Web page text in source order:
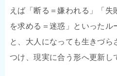
えば「断る＝嫌われる」「失
を求める＝迷惑」といったル
と、大人になっても生きづら
つけ、現実に合う形へ更新し